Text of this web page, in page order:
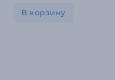
В корзину